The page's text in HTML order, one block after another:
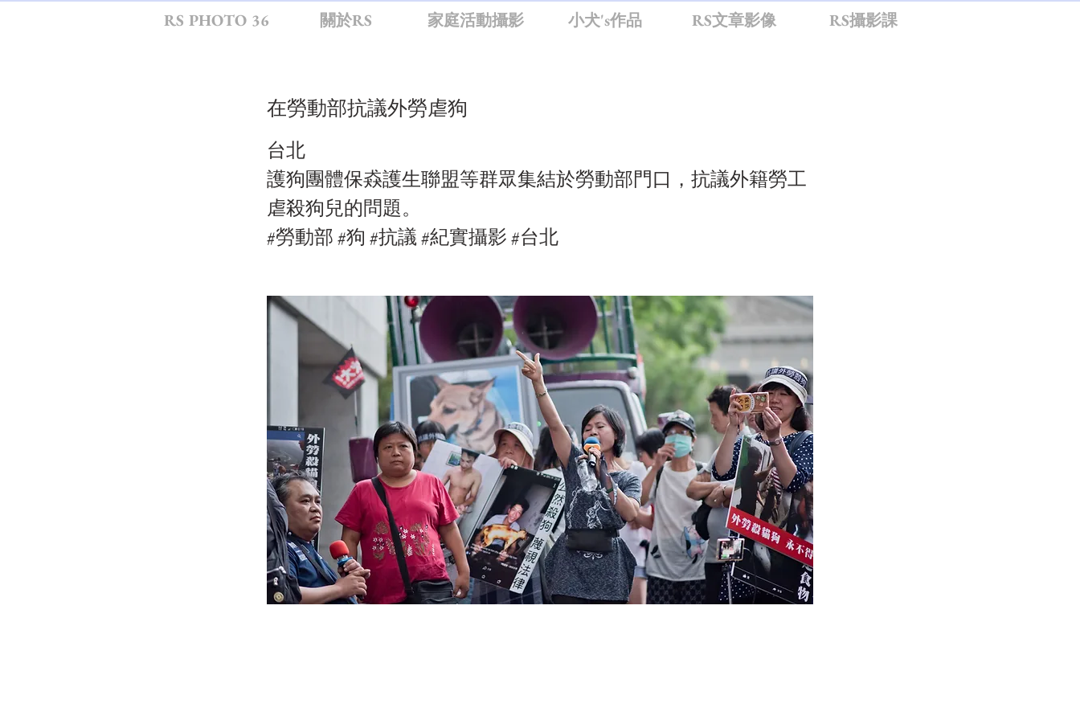
RS PHOTO 36 關於RS 家庭活動攝影 小犬's作品 RS文章影像 RS攝影課
在勞動部抗議外勞虐狗
台北
護狗團體保猋護生聯盟等群眾集結於勞動部門口，抗議外籍勞工
虐殺狗兒的問題。
#勞動部 #狗 #抗議 #紀實攝影 #台北